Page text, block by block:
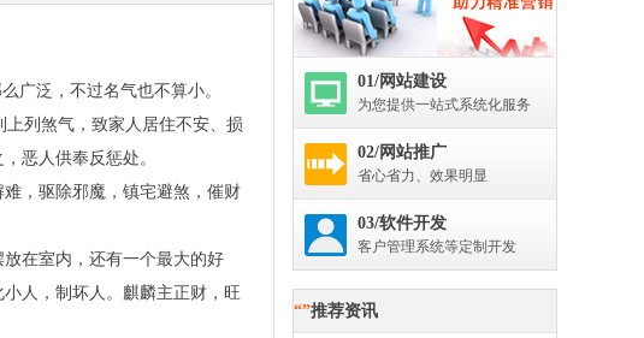
广泛，不过名气也不算小。
列煞气，致家人居住不安、损
恶人供奉反惩处。
，驱除邪魔，镇宅避煞，催财
在室内，还有一个最大的好
人，制坏人。麒麟主正财，旺
01/网站建设
为您提供一站式系统化服务
02/网站推广
省心省力、效果明显
03/软件开发
客户管理系统等定制开发
“”推荐资讯